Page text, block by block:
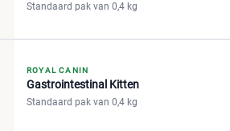
Standaard pak van 0,4 kg
ROYAL CANIN
Gastrointestinal Kitten
Standaard pak van 0,4 kg